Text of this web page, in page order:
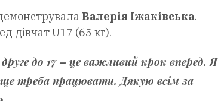
Валерія Іжаківська.
дівчат U17 (65 кг).
до 17 – це важливий крок вперед. Я
треба працювати. Дякую всім за